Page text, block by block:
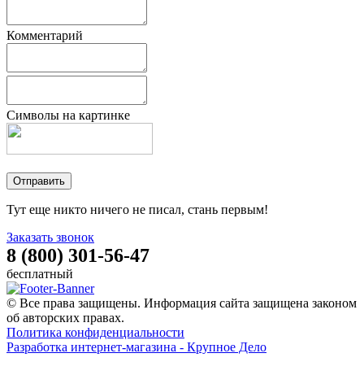
Комментарий
Символы на картинке
Тут еще никто ничего не писал, стань первым!
Заказать звонок
8 (800) 301-56-47
бесплатный
© Все права защищены. Информация сайта защищена законом
об авторских правах.
Политика конфиденциальности
Разработка интернет-магазина - Крупное Дело